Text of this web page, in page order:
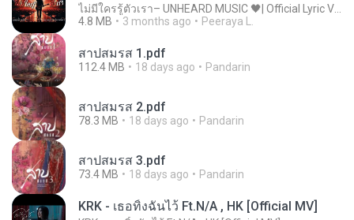
4.8 MB
3 months ago Peeraya L.
สาปสมรส 1.pdf
112.4 MB 18 days ago Pandarin
สาปสมรส 2.pdf
78.3 MB 18 days ago Pandarin
สาปสมรส 3.pdf
73.4 MB 18 days ago Pandarin
KRK - เธอทิ้งฉันไว้ Ft.N/A , HK [Official MV]